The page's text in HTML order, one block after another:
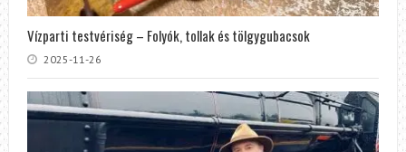
Vízparti testvériség – Folyók, tollak és tölgygubacsok
2025-11-26